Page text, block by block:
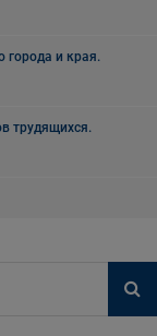
города и края.
трудящихся.